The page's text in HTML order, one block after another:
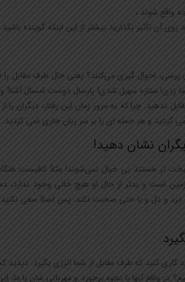
واقع شوند ،
آن تأثیر بگذارید بیشتر از این اینکه گوینده
احوال گیری می‌کنند؟ یعنی حال طرف مقابل را
ستاره سهیل شدی! پارسال دوست امسال آشنا! و
ندهید. چرا که به مرور زمان این رفتار، دیگران
می کردید و هر جمله ای را بر سر زبان جاری نمی کردید.
تر هستند بی خیال نمی‌شوند! مثلاً کافیست
است و بدتر از حال او هیچ حالی وجود ندارد،
و دل و یا حتی صحبت نکند. پس اصلاً سعی نکنید
کاری کنید که طرف مقابل از شما انرژی بگیرد.
در واقع آنها با نحوه برخورد و مهربانی شان